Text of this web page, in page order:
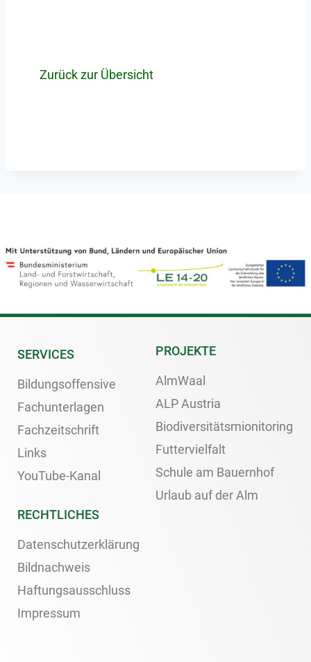
Zurück zur Übersicht
SERVICES
Bildungsoffensive
Fachunterlagen
Fachzeitschrift
Links
YouTube-Kanal
PROJEKTE
AlmWaal
ALP Austria
Biodiversitätsmionitoring
Futtervielfalt
Schule am Bauernhof
Urlaub auf der Alm
RECHTLICHES
Datenschutzerklärung
Bildnachweis
Haftungsausschluss
Impressum